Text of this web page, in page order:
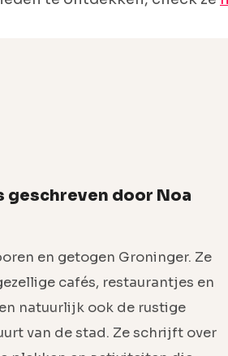
geschreven door Noa
en getogen Groninger. Ze
cafés, restaurantjes en
natuurlijk ook de rustige
van de stad. Ze schrijft over